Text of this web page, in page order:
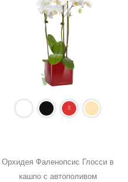
Орхидея Фаленопсис Глосси в
кашпо с автополивом